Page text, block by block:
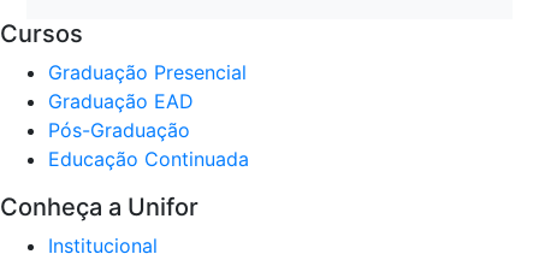
Cursos
Graduação Presencial
Graduação EAD
Pós-Graduação
Educação Continuada
Conheça a Unifor
Institucional